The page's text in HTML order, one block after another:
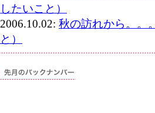
したいこと）
2006.10.02: 秋の訪れから。。
と）